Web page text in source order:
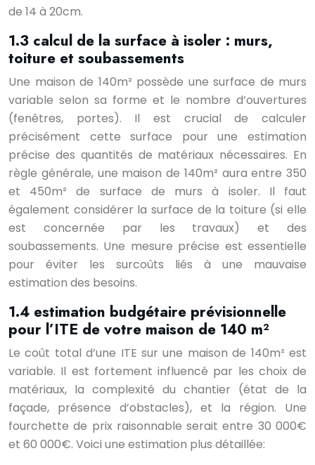
de 14 à 20cm.
1.3 calcul de la surface à isoler : murs,
toiture et soubassements
Une maison de 140m² possède une surface de murs
variable selon sa forme et le nombre d’ouvertures
(fenêtres, portes). Il est crucial de calculer
précisément cette surface pour une estimation
précise des quantités de matériaux nécessaires. En
règle générale, une maison de 140m² aura entre 350
et 450m² de surface de murs à isoler. Il faut
également considérer la surface de la toiture (si elle
est concernée par les travaux) et des
soubassements. Une mesure précise est essentielle
pour éviter les surcoûts liés à une mauvaise
estimation des besoins.
1.4 estimation budgétaire prévisionnelle
pour l’ITE de votre maison de 140 m²
Le coût total d’une ITE sur une maison de 140m² est
variable. Il est fortement influencé par les choix de
matériaux, la complexité du chantier (état de la
façade, présence d’obstacles), et la région. Une
fourchette de prix raisonnable serait entre 30 000€
et 60 000€. Voici une estimation plus détaillée: